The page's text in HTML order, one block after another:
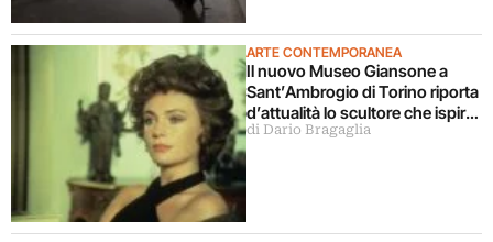
ARTE CONTEMPORANEA
Il nuovo Museo Giansone a
Sant’Ambrogio di Torino riporta
d’attualità lo scultore che ispirò
il libro La donna della domenica
di Dario Bragaglia